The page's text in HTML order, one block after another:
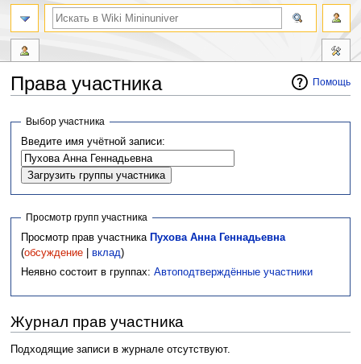
Помощь
Права участника
Перейти
навигации
Перейти
поиску
Выбор участника
Введите имя учётной записи:
Просмотр групп участника
Просмотр прав участника Пухова Анна Геннадьевна
(обсуждение |вклад)
Неявно состоит в группах:Автоподтверждённые участники
Журнал прав участника
Подходящие записи в журнале отсутствуют.